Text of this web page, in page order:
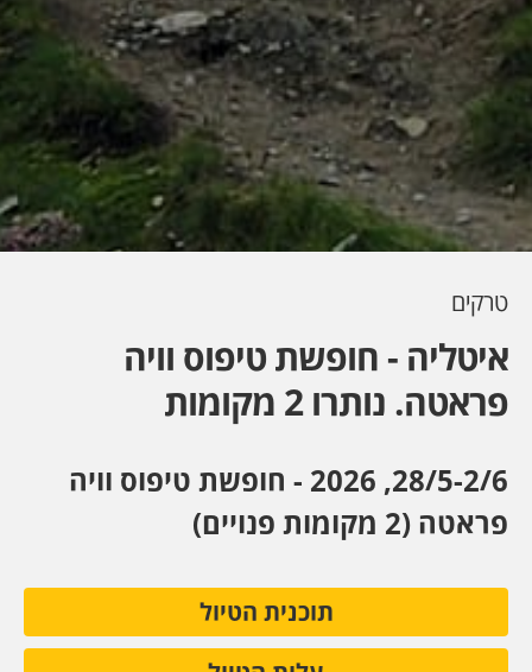
טרקים
איטליה - חופשת טיפוס וויה
פראטה. נותרו 2 מקומות
28/5-2/6, 2026 - חופשת טיפוס וויה
פראטה (2 מקומות פנויים)
תוכנית הטיול